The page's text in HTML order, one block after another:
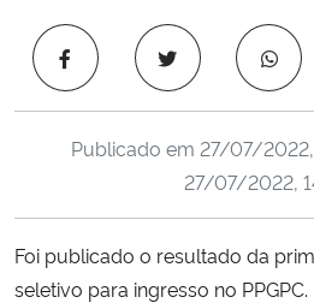
Ministério da Educação
Ministério da Cidadania
Ministério de Minas e Energia
Publicado em 27/07/2022,
27/07/2022,
Foi publicado o resultado da
seletivo para ingresso no PPGPC.